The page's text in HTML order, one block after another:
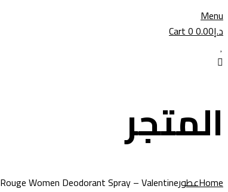
Menu
د.إ0.00
0
Cart
المتجر
HomeعطورRouge Women Deodorant Spray – Valentine